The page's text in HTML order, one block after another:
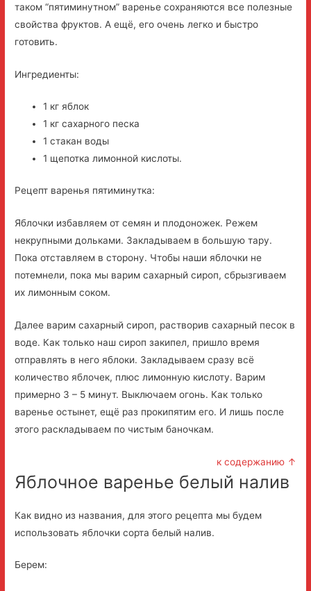
таком “пятиминутном” варенье сохраняются все полезные
свойства фруктов. А ещё, его очень легко и быстро
готовить.
Ингредиенты:
1 кг яблок
1 кг сахарного песка
1 стакан воды
1 щепотка лимонной кислоты.
Рецепт варенья пятиминутка:
Яблочки избавляем от семян и плодоножек. Режем
некрупными дольками. Закладываем в большую тару.
Пока отставляем в сторону. Чтобы наши яблочки не
потемнели, пока мы варим сахарный сироп, сбрызгиваем
их лимонным соком.
Далее варим сахарный сироп, растворив сахарный песок в
воде. Как только наш сироп закипел, пришло время
отправлять в него яблоки. Закладываем сразу всё
количество яблочек, плюс лимонную кислоту. Варим
примерно 3 – 5 минут. Выключаем огонь. Как только
варенье остынет, ещё раз прокипятим его. И лишь после
этого раскладываем по чистым баночкам.
к содержанию ↑
Яблочное варенье белый налив
Как видно из названия, для этого рецепта мы будем
использовать яблочки сорта белый налив.
Берем: